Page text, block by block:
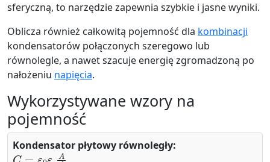
sferyczną, to narzędzie zapewnia szybkie i jasne wyniki.
Oblicza również całkowitą pojemność dla kombinacji
kondensatorów połączonych szeregowo lub
równolegle, a nawet szacuje energię zgromadzoną po
nałożeniu napięcia.
Wykorzystywane wzory na
pojemność
Kondensator płytowy równoległy:
C=ε0εrAd